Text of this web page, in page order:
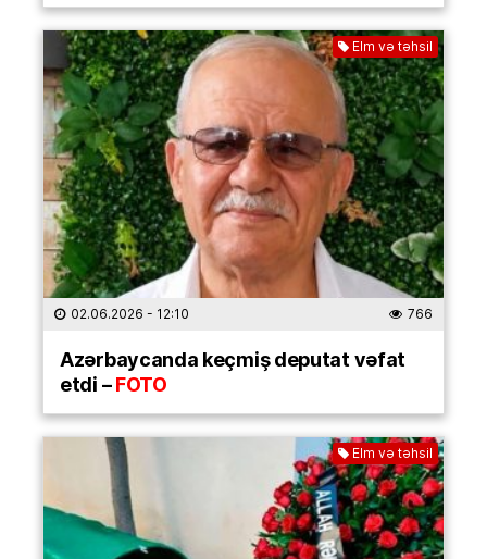
Elm və təhsil
02.06.2026 - 12:10 766
Azərbaycanda keçmiş deputat vəfat
etdi –FOTO
Elm və təhsil